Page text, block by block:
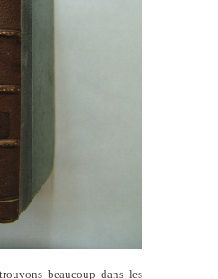
beaucoup dans les